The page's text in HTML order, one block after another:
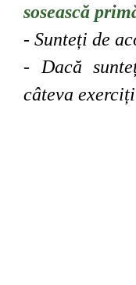
sosească
- Sunteți de
- Dacă
câteva